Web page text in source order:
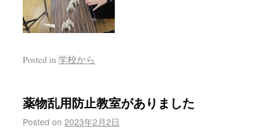
Posted in 学校から
薬物乱用防止教室がありました
Posted on 2023年2月2日